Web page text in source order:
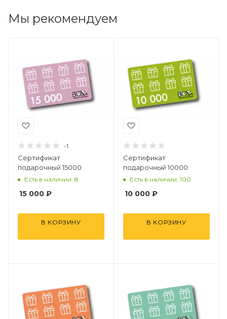
Мы рекомендуем
-1
Сертификат
подарочный 15000
Есть в наличии: 8
15 000 ₽
В КОРЗИНУ
Сертификат
подарочный 10000
Есть в наличии: 100
10 000 ₽
В КОРЗИНУ